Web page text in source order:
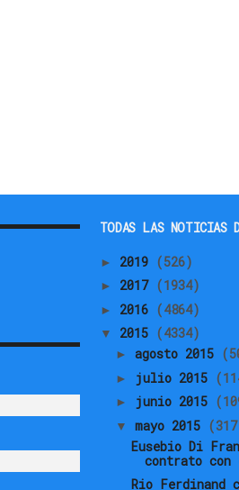
TODAS LAS NOTICIAS
► 2019 (526)
► 2017 (1934)
► 2016 (4864)
▼ 2015 (4334)
► agosto 2015
► julio 2015
► junio 2015
▼ mayo 2015
Eusebio Di
contrato
Rio Ferdinand